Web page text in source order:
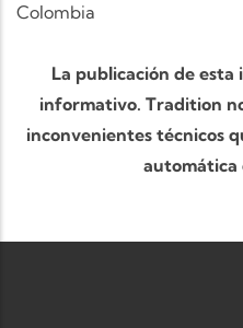
Colombia
La publicación de
informativo. Tradition
inconvenientes técnicos
automática